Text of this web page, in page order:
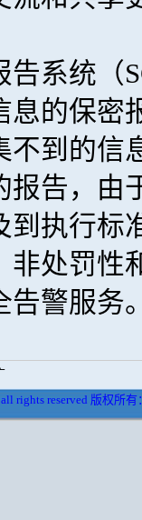
告系统（
息的保密
不到的信
报告，由
到执行标
非处罚性
告警服务
rights reserved 版权所